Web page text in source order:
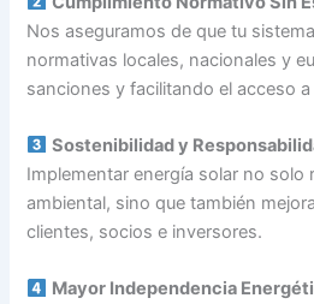
Nos aseguramos de que tu
normativas locales, nacionales y
sanciones y facilitando el acceso
Sostenibilidad y
Implementar energía solar no solo
ambiental, sino que también
clientes, socios e inversores.
Mayor Independencia